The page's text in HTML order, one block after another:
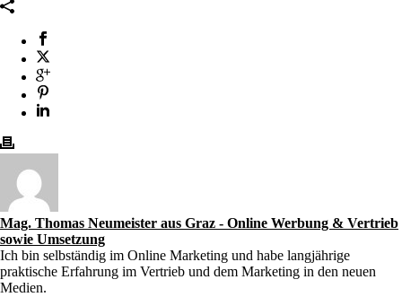
Mag. Thomas Neumeister aus Graz - Online Werbung & Vertrieb
sowie Umsetzung
Ich bin selbständig im Online Marketing und habe langjährige
praktische Erfahrung im Vertrieb und dem Marketing in den neuen
Medien.